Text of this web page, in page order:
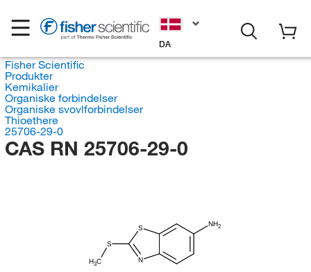
DA
Fisher Scientific
Produkter
Kemikalier
Organiske forbindelser
Organiske svovlforbindelser
Thioethere
25706-29-0
CAS RN 25706-29-0
H3C
S
S NH2
N